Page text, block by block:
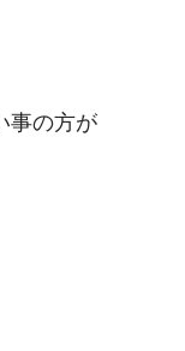
事の方が